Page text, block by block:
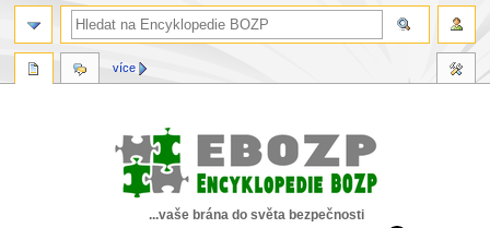
...vaše brána do světa bezpečnosti
více